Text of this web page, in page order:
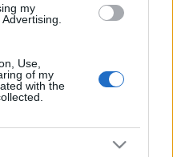
my
Use,
of my
with the
mellőző és szokatlanul
kísérte. Az előadásban a
hagyományos keretekből
modern balett kezdetét
értelemben is jellemző
és sok más